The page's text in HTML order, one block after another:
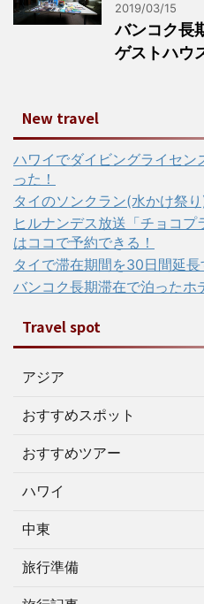
2019/03/15
バンコク長
ゲストハウ
New travel
ハワイでダイビングライセ
った！
タイのソンクラン(水かけ祭
ヒルナンデス放送「チョコプ
はココで予約できる！
タイで滞在期間を30日間延
バンコク長期滞在で泊ったホ
Travel spot
アジア
おすすめスポット
おすすめツアー
ハワイ
中東
旅行準備